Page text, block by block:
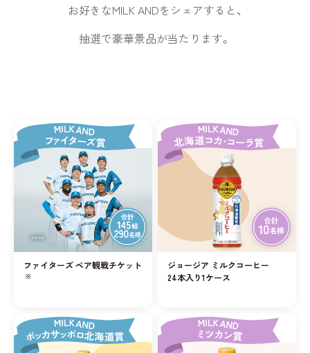
お好きなMILK ANDをシェアすると、
抽選で豪華景品が当たります。
ファイターズ ペア観戦チケット
※
ジョージア ミルクコーヒー
24本入り1ケース